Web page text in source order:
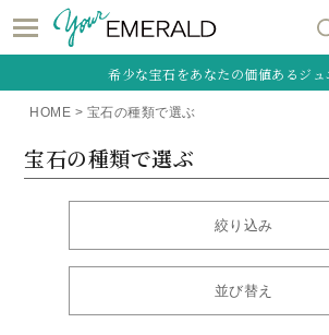
希少な宝石をあなたの価値あるジュ
HOME 宝石の種類で選ぶ
宝石の種類で選ぶ
絞り込み
並び替え